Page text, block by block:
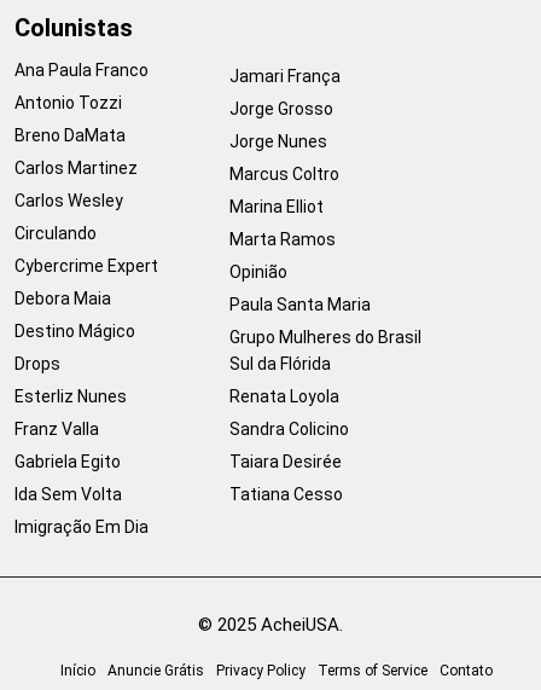
Colunistas
Ana Paula Franco
Antonio Tozzi
Breno DaMata
Carlos Martinez
Carlos Wesley
Circulando
Cybercrime Expert
Debora Maia
Destino Mágico
Drops
Esterliz Nunes
Franz Valla
Gabriela Egito
Ida Sem Volta
Imigração Em Dia
Jamari França
Jorge Grosso
Jorge Nunes
Marcus Coltro
Marina Elliot
Marta Ramos
Opinião
Paula Santa Maria
Grupo Mulheres do Brasil
Sul da Flórida
Renata Loyola
Sandra Colicino
Taiara Desirée
Tatiana Cesso
© 2025 AcheiUSA.
Início Anuncie Grátis Privacy Policy Terms of Service Contato